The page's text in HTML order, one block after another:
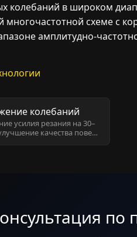
колебаний в широком
многочастотной схеме с
амплитудно-
колебаний
усилия резания на 30–
качества пове…
по